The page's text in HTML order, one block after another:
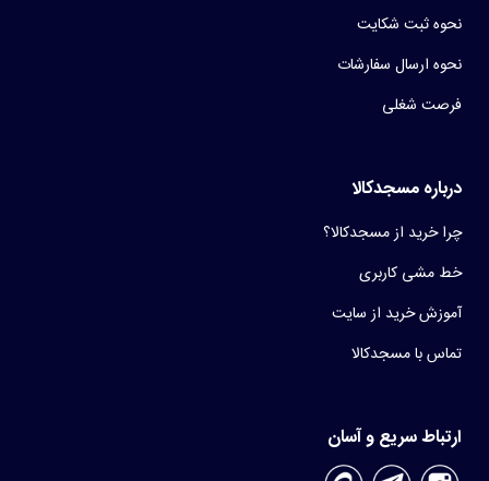
نحوه ثبت شکایت
نحوه ارسال سفارشات
فرصت شغلی
درباره مسجدکالا
چرا خرید از مسجدکالا؟
خط مشی کاربری
آموزش خرید از سایت
تماس با مسجدکالا
ارتباط سریع و آسان